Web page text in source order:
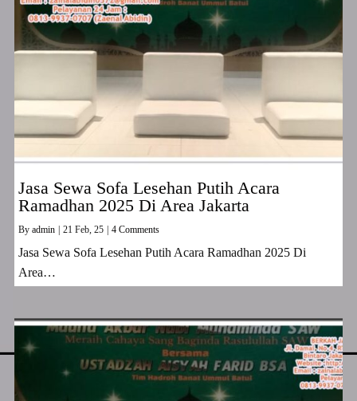
Jasa Sewa Sofa Lesehan Putih Acara
Ramadhan 2025 Di Area Jakarta
By admin 21 Feb, 25 4 Comments
Jasa Sewa Sofa Lesehan Putih Acara Ramadhan 2025 Di
Area…